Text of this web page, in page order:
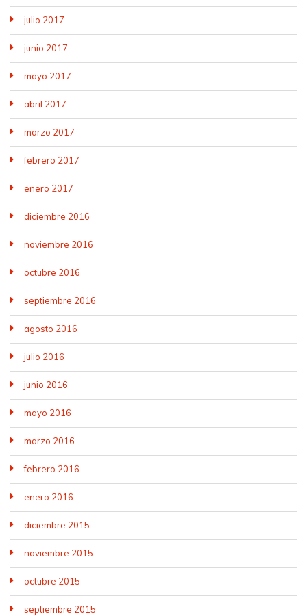
julio 2017
junio 2017
mayo 2017
abril 2017
marzo 2017
febrero 2017
enero 2017
diciembre 2016
noviembre 2016
octubre 2016
septiembre 2016
agosto 2016
julio 2016
junio 2016
mayo 2016
marzo 2016
febrero 2016
enero 2016
diciembre 2015
noviembre 2015
octubre 2015
septiembre 2015